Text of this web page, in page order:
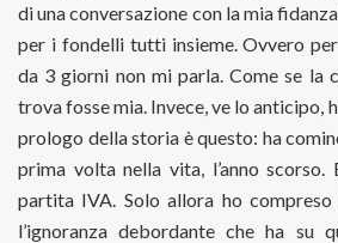
di una conversazione con la mia
per i fondelli tutti insieme. Ovvero
da 3 giorni non mi parla. Come se la
trova fosse mia. Invece, ve lo anticipo,
prologo della storia è questo: ha
prima volta nella vita, l’anno
partita IVA. Solo allora ho
l’ignoranza debordante che ha su